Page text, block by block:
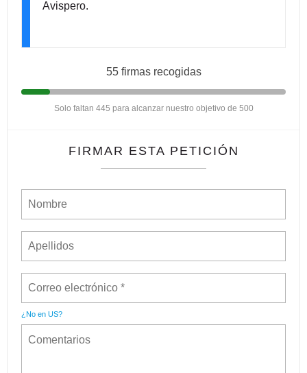
Avispero.
55 firmas recogidas
Solo faltan 445 para alcanzar nuestro objetivo de 500
FIRMAR ESTA PETICIÓN
¿No en US?